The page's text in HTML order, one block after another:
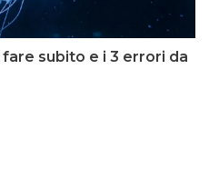
subito e i 3 errori da